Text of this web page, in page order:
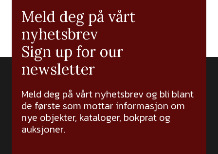
Meld deg på vårt
nyhetsbrev
Sign up for our
newsletter
Meld deg på vårt nyhetsbrev og bli blant
de første som mottar informasjon om
nye objekter, kataloger, bokprat og
auksjoner.